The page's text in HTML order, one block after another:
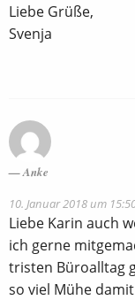
Liebe Grüße,
Svenja
Anke
10. Januar 2018 um
Liebe Karin auch
ich gerne
tristen Büroalltag
so viel Mühe